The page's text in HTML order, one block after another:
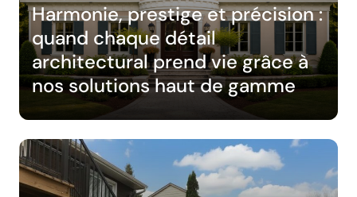
Harmonie, prestige et précision :
quand chaque détail
architectural prend vie grâce à
nos solutions haut de gamme